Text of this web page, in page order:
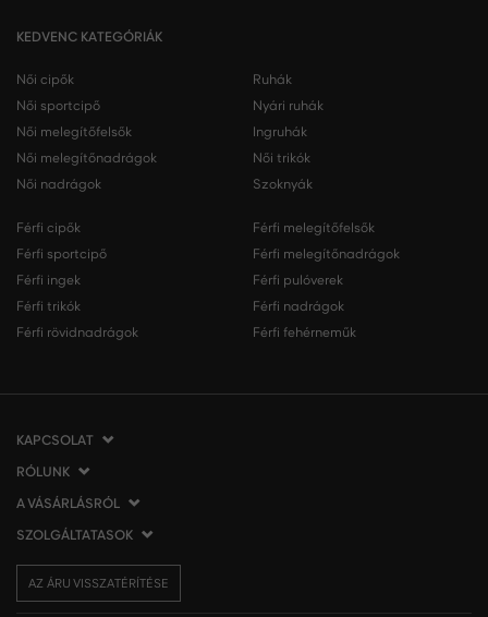
KEDVENC KATEGÓRIÁK
Női cipők
Női sportcipő
Női melegítőfelsők
Női melegítőnadrágok
Női nadrágok
Ruhák
Nyári ruhák
Ingruhák
Női trikók
Szoknyák
Férfi cipők
Férfi sportcipő
Férfi ingek
Férfi trikók
Férfi rövidnadrágok
Férfi melegítőfelsők
Férfi melegítőnadrágok
Férfi pulóverek
Férfi nadrágok
Férfi fehérneműk
KAPCSOLAT
VERMONT Services Slovakia s. r. o.
Vlčie hrdlo 53
tel.: 06 1 901 1901
info@eshopgant.hu
RÓLUNK
Cégünkről
Elérhetőség
Affiliate
A VÁSÁRLÁSRÓL
A vásárlás menete
Az áru visszatérítése/visszáru
SZOLGÁLTATASOK
Szállítás és fizetés
Ajándékutalványok
AZ ÁRU VISSZATÉRÍTÉSE